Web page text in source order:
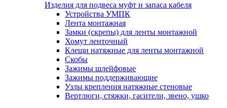
Изделия для подвеса муфт и запаса кабеля
Устройства УМПК
Лента монтажная
Замки (скрепы) для ленты монтажной
Хомут ленточный
Клещи натяжные для ленты монтажной
Скобы
Зажимы шлейфовые
Зажимы поддерживающие
Узлы крепления натяжные стеновые
Вертлюги, стяжки, гасители, звено, ушко